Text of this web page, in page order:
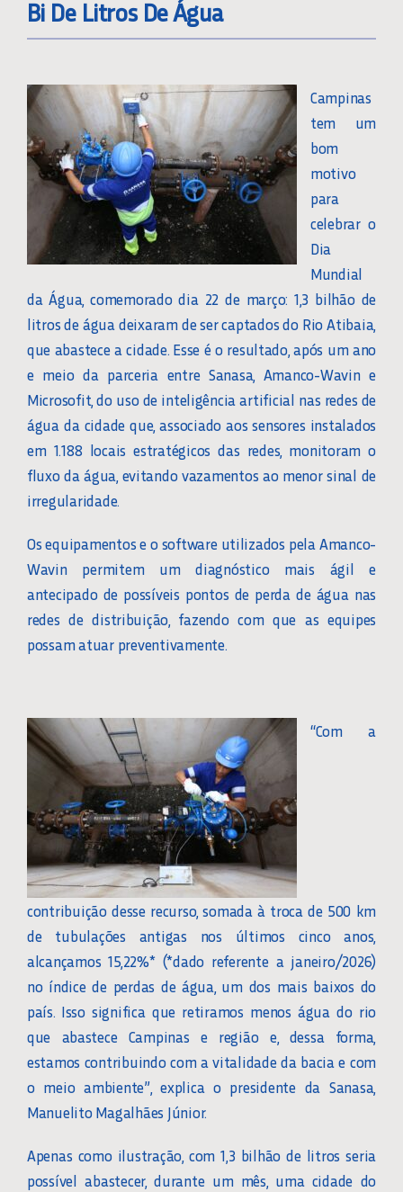
Bi De Litros De Água
Campinas
tem um
bom
motivo
para
celebrar o
Dia
Mundial
da Água, comemorado dia 22 de março: 1,3 bilhão de
litros de água deixaram de ser captados do Rio Atibaia,
que abastece a cidade. Esse é o resultado, após um ano
e meio da parceria entre Sanasa, Amanco-Wavin e
Microsofit, do uso de inteligência artificial nas redes de
água da cidade que, associado aos sensores instalados
em 1.188 locais estratégicos das redes, monitoram o
fluxo da água, evitando vazamentos ao menor sinal de
irregularidade.
Os equipamentos e o software utilizados pela Amanco-
Wavin permitem um diagnóstico mais ágil e
antecipado de possíveis pontos de perda de água nas
redes de distribuição, fazendo com que as equipes
possam atuar preventivamente.
“Com a
contribuição desse recurso, somada à troca de 500 km
de tubulações antigas nos últimos cinco anos,
alcançamos 15,22%* (*dado referente a janeiro/2026)
no índice de perdas de água, um dos mais baixos do
país. Isso significa que retiramos menos água do rio
que abastece Campinas e região e, dessa forma,
estamos contribuindo com a vitalidade da bacia e com
o meio ambiente”, explica o presidente da Sanasa,
Manuelito Magalhães Júnior.
Apenas como ilustração, com 1,3 bilhão de litros seria
possível abastecer, durante um mês, uma cidade do